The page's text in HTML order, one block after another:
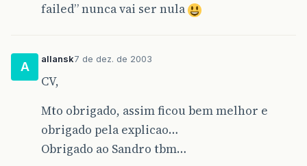
failed” nunca vai ser nula
A
allansk7 de dez. de 2003
CV,
Mto obrigado, assim ficou bem melhor e
obrigado pela explicao…
Obrigado ao Sandro tbm…